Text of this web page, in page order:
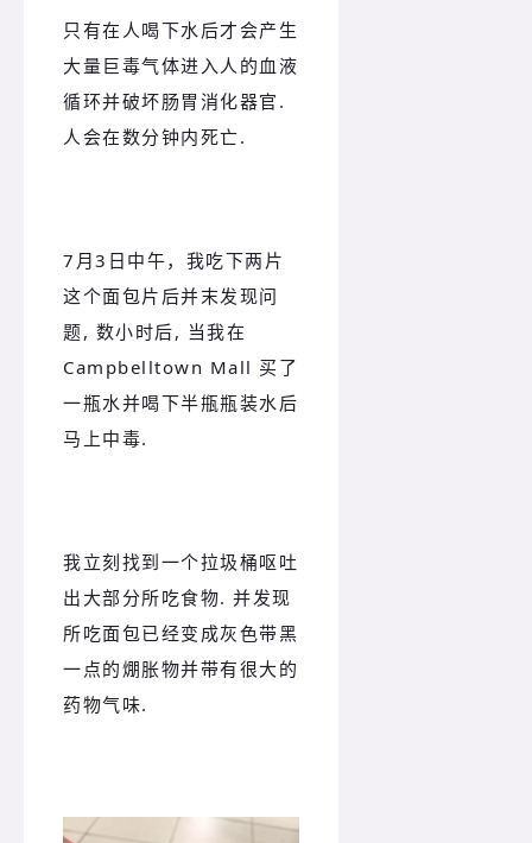
只有在人喝下水后才会产生
大量巨毒气体进入人的血液
循环并破坏肠胃消化器官.
人会在数分钟内死亡.
7月3日中午，我吃下两片
这个面包片后并末发现问
题, 数小时后, 当我在
Campbelltown Mall 买了
一瓶水并喝下半甁瓶装水后
马上中毒.
我立刻找到一个拉圾桶呕吐
出大部分所吃食物. 并发现
所吃面包已经变成灰色带黑
一点的焩胀物并带有很大的
药物气味.